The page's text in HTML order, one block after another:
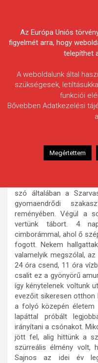
Egyesületek
Sajben Péter
Halfaj: Amur
Fogott hal adatai:
szó általában a
gyomaendrődi
reményében. Végül a
vertünk tábort. 4
cimborámmal, ahol ő
fogott. Nekem
valamelyik megszólal,
24 óra csend, 11 óra
csalit ez a gyönyörű
így kénytelenek voltunk
evezőit sikeresen
a folyó közepén életem
lapáttal próbált
irányítani a csónakot.
jött fel, alig hittünk a
szürreális élmény volt,
Sajnos az idei év
Az Európa Uniós
figyelmét arra, hogy
telepíthet
A weboldalunk által
szükségesek,
funkciói
Bővebben Adatkezelési
Megértettem